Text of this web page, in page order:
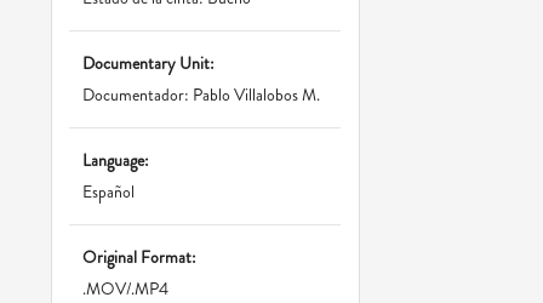
Documentary Unit:
Documentador: Pablo Villalobos M.
Language:
Español
Original Format:
.MOV/.MP4